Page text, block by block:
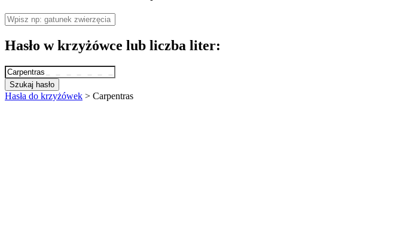
Hasło w krzyżówce lub liczba liter:
Szukaj hasło
Hasła do krzyżówek > Carpentras